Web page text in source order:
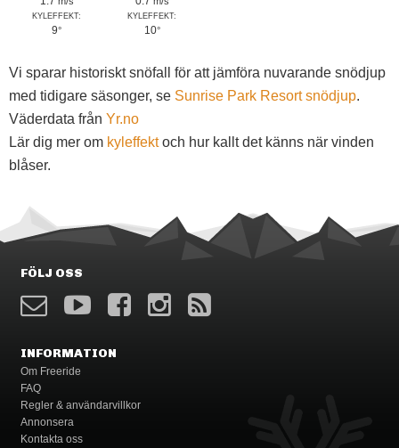
KYLEFFEKT:
9°
KYLEFFEKT:
10°
Vi sparar historiskt snöfall för att jämföra nuvarande snödjup
med tidigare säsonger, se Sunrise Park Resort snödjup.
Väderdata från Yr.no
Lär dig mer om kyleffektoch hur kallt det känns när vinden
blåser.
FÖLJ OSS
INFORMATION
Om Freeride
FAQ
Regler & användarvillkor
Annonsera
Kontakta oss